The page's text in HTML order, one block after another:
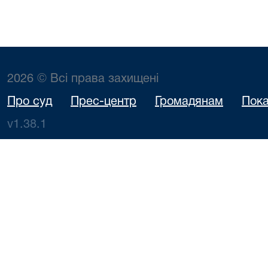
2026 © Всі права захищені
Про суд Прес-центр Громадянам
v1.38.1